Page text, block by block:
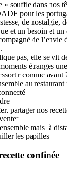
» souffle dans nos
pour les
de nostalgie,
et un besoin et un
de l’envie
pas, elle se vit
étranges
comme avant
au restaurant
partager nos
mais à
les papilles
confinée